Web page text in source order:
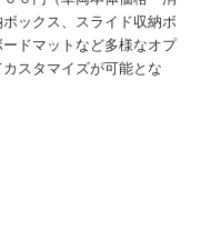
ックス、スライド収納ボ
ドマットなど多様なオプ
スタマイズが可能とな